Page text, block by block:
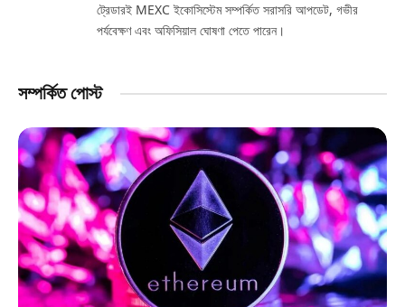
ট্রেডারই MEXC ইকোসিস্টেম সম্পর্কিত সরাসরি আপডেট, গভীর
পর্যবেক্ষণ এবং অফিসিয়াল ঘোষণা পেতে পারেন।
সম্পর্কিত পোস্ট